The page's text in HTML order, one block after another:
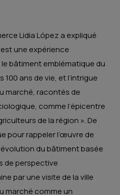
Lidia López a expliqué
une expérience
bâtiment emblématique du
ans de vie, et l’intrigue
marché, racontés de
comme l’épicentre
de la région ». De
pour rappeler l’œuvre de
du bâtiment basée
de perspective
par une visite de la ville
marché comme un